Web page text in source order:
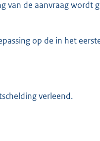
van de aanvraag wordt
op de in het
verleend.